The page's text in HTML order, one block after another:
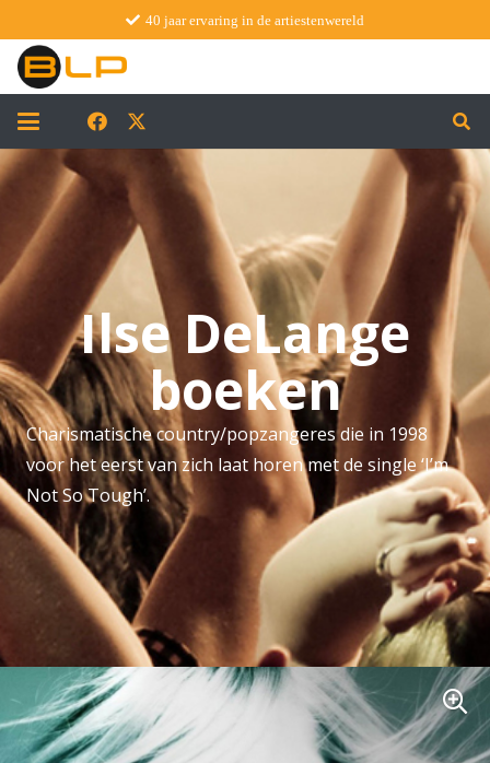
40 jaar ervaring in de artiestenwereld
Ilse DeLange
boeken
Charismatische country/popzangeres die in 1998
voor het eerst van zich laat horen met de single ‘I’m
Not So Tough’.